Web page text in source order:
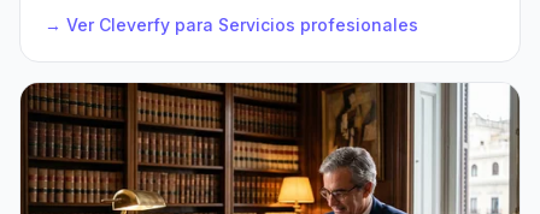
→ Ver Cleverfy para Servicios profesionales